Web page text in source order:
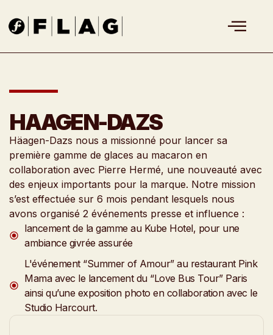
HAAGEN-DAZS
Häagen-Dazs nous a missionné pour lancer sa
première gamme de glaces au macaron en
collaboration avec Pierre Hermé, une nouveauté avec
des enjeux importants pour la marque. Notre mission
s’est effectuée sur 6 mois pendant lesquels nous
avons organisé 2 événements presse et influence :
lancement de la gamme au Kube Hotel, pour une
ambiance givrée assurée
L'événement “Summer of Amour” au restaurant Pink
Mama avec le lancement du “Love Bus Tour” Paris
ainsi qu’une exposition photo en collaboration avec le
Studio Harcourt.